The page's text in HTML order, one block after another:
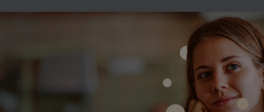
Utiliza cualquiera de tus clietes
recibir los nuevos episodios al